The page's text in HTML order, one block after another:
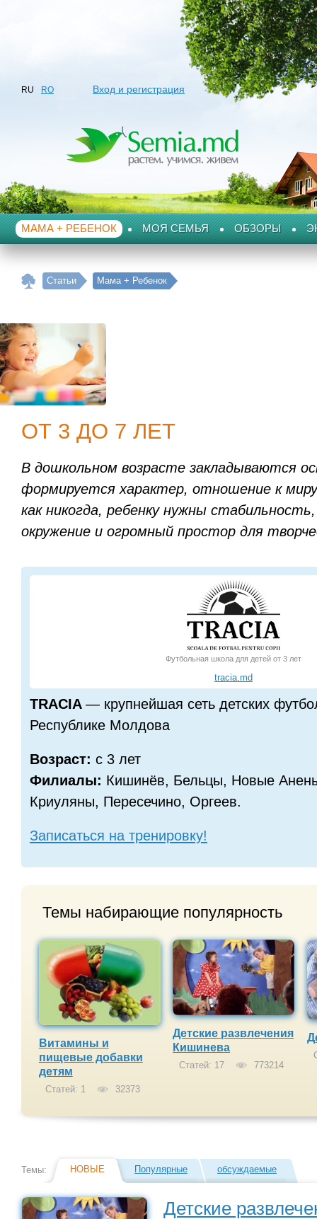
RU RO Вход и регистрация
МАМА + РЕБЕНОК МОЯ СЕМЬЯ ОБЗОРЫ
Статьи Мама + Ребенок
ОТ 3 ДО 7 ЛЕТ
В дошкольном возрасте закладываются
формируется характер, отношение к
как никогда, ребенку нужны
окружение и огромный простор для
Футбольная школа для детей от 3 лет
tracia.md
TRACIA — крупнейшая сеть детских
Республике Молдова
Возраст: с 3 лет
Филиалы: Кишинёв, Бельцы, Новые
Криуляны, Пересечино, Оргеев.
Записаться на тренировку!
Темы набирающие популярность
Витамины и
пищевые добавки
детям
Статей: 1 32373
Детские развлечения
Кишинева
Статей: 17 773214
Темы: НОВЫЕ Популярные обсуждаемые
Детские